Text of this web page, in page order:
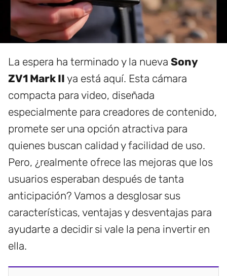
La espera ha terminado y la nueva Sony
ZV1 Mark II ya está aquí. Esta cámara
compacta para video, diseñada
especialmente para creadores de contenido,
promete ser una opción atractiva para
quienes buscan calidad y facilidad de uso.
Pero, ¿realmente ofrece las mejoras que los
usuarios esperaban después de tanta
anticipación? Vamos a desglosar sus
características, ventajas y desventajas para
ayudarte a decidir si vale la pena invertir en
ella.